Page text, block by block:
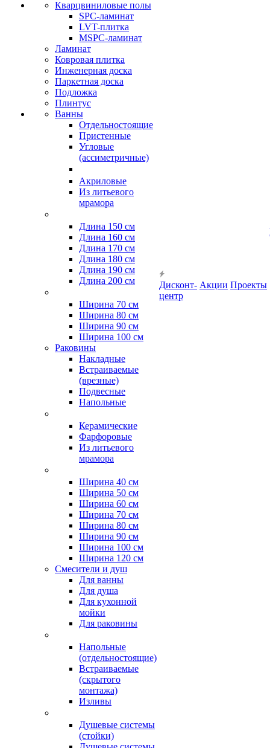
Кварцвиниловые полы
SPC-ламинат
LVT-плитка
MSPC-ламинат
Ламинат
Ковровая плитка
Инженерная доска
Паркетная доска
Подложка
Плинтус
Ванны
Отдельностоящие
Пристенные
Угловые
(ассиметричные)
Акриловые
Из литьевого
мрамора
Длина 150 см
Длина 160 см
Длина 170 см
Длина 180 см
Длина 190 см
Длина 200 см
Ширина 70 см
Ширина 80 см
Ширина 90 см
Ширина 100 см
Раковины
Накладные
Встраиваемые
(врезные)
Подвесные
Напольные
Керамические
Фарфоровые
Из литьевого
мрамора
Ширина 40 см
Ширина 50 см
Ширина 60 см
Ширина 70 см
Ширина 80 см
Ширина 90 см
Ширина 100 см
Ширина 120 см
Смесители и душ
Для ванны
Для душа
Для кухонной
мойки
Для раковины
Напольные
(отдельностоящие)
Встраиваемые
(скрытого
монтажа)
Изливы
Душевые системы
(стойки)
Дисконт-
центр
Акции Проекты